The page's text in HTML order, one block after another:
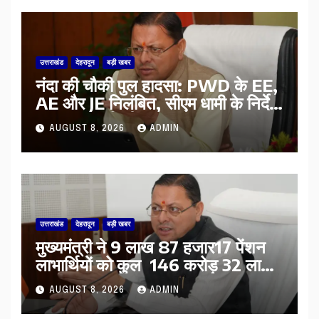
उत्तराखंड देहरादून बड़ी खबर
नंदा की चौकी पुल हादसा: PWD के EE,
AE और JE निलंबित, सीएम धामी के निर्देश
पर सख्त कार्रवाई
AUGUST 8, 2026 ADMIN
उत्तराखंड देहरादून बड़ी खबर
मुख्यमंत्री ने 9 लाख 87 हजार17 पेंशन
लाभार्थियों को कुल 146 करोड़ 32 लाख
की पेंशन राशि का किया भुगतान
AUGUST 8, 2026 ADMIN